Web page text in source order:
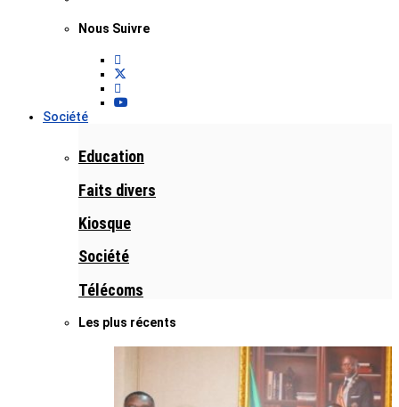
Nous Suivre
Société
Education
Faits divers
Kiosque
Société
Télécoms
Les plus récents